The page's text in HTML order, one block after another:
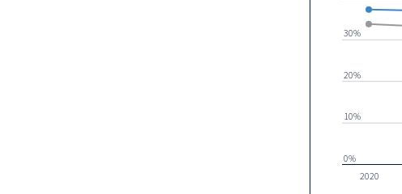
2020
0%
10%
20%
30%